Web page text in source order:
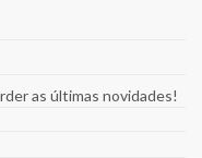
as últimas novidades!